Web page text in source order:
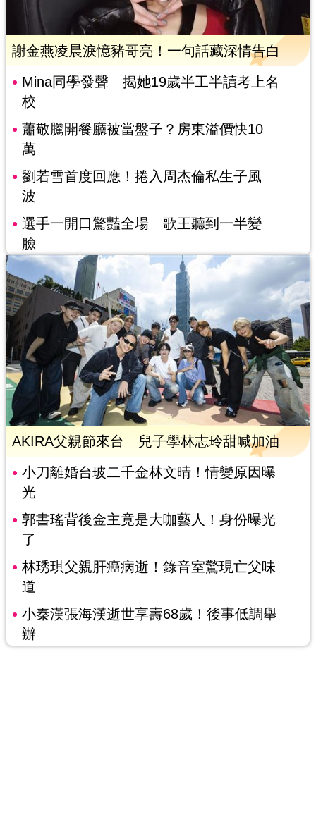
謝金燕凌晨淚憶豬哥亮！一句話藏深情告白
Mina同學發聲 揭她19歲半工半讀考上名
校
蕭敬騰開餐廳被當盤子？房東溢價快10
萬
劉若雪首度回應！捲入周杰倫私生子風
波
選手一開口驚豔全場 歌王聽到一半變
臉
AKIRA父親節來台 兒子學林志玲甜喊加油
小刀離婚台玻二千金林文晴！情變原因曝
光
郭書瑤背後金主竟是大咖藝人！身份曝光
了
林琇琪父親肝癌病逝！錄音室驚現亡父味
道
小秦漢張海漢逝世享壽68歲！後事低調舉
辦